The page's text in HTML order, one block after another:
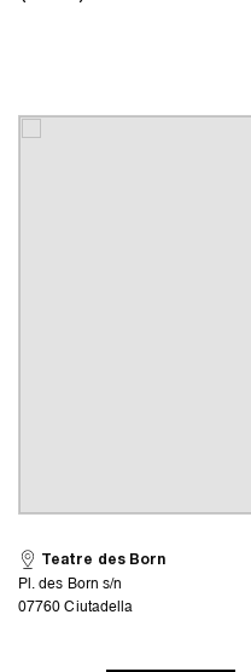
Teatre des Born
Pl. des Born s/n
07760 Ciutadella